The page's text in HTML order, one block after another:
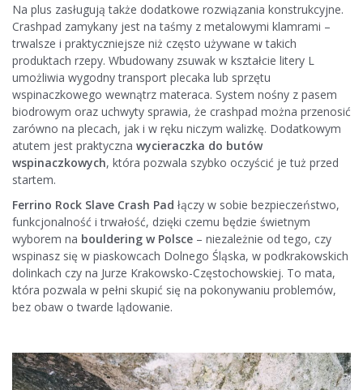
Na plus zasługują także dodatkowe rozwiązania konstrukcyjne.
Crashpad zamykany jest na taśmy z metalowymi klamrami –
trwalsze i praktyczniejsze niż często używane w takich
produktach rzepy. Wbudowany zsuwak w kształcie litery L
umożliwia wygodny transport plecaka lub sprzętu
wspinaczkowego wewnątrz materaca. System nośny z pasem
biodrowym oraz uchwyty sprawia, że crashpad można przenosić
zarówno na plecach, jak i w ręku niczym walizkę. Dodatkowym
atutem jest praktyczna wycieraczka do butów
wspinaczkowych, która pozwala szybko oczyścić je tuż przed
startem.
Ferrino Rock Slave Crash Pad łączy w sobie bezpieczeństwo,
funkcjonalność i trwałość, dzięki czemu będzie świetnym
wyborem na bouldering w Polsce – niezależnie od tego, czy
wspinasz się w piaskowcach Dolnego Śląska, w podkrakowskich
dolinkach czy na Jurze Krakowsko-Częstochowskiej. To mata,
która pozwala w pełni skupić się na pokonywaniu problemów,
bez obaw o twarde lądowanie.